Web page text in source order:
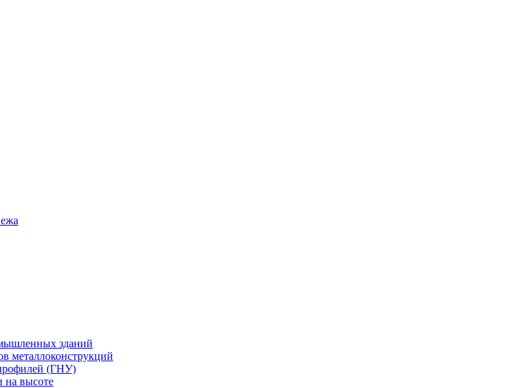
зданий
металлоконструкций
(ГНУ)
на высоте